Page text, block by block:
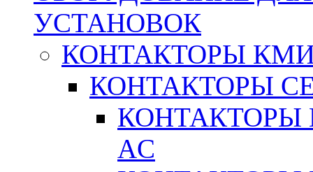
УСТАНОВОК
КОНТАКТОРЫ
КОНТАКТОРЫ
КОНТАКТОРЫ
AC